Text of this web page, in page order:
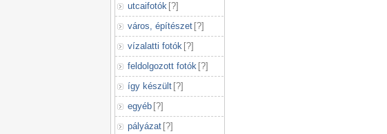
utcaifotók [?]
város, építészet [?]
vízalatti fotók [?]
feldolgozott fotók [?]
így készült [?]
egyéb [?]
pályázat [?]